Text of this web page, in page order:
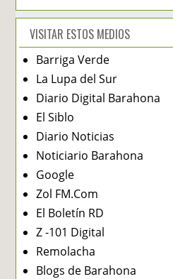
VISITAR ESTOS MEDIOS
Barriga Verde
La Lupa del Sur
Diario Digital Barahona
El Siblo
Diario Noticias
Noticiario Barahona
Google
Zol FM.Com
El Boletín RD
Z -101 Digital
Remolacha
Blogs de Barahona